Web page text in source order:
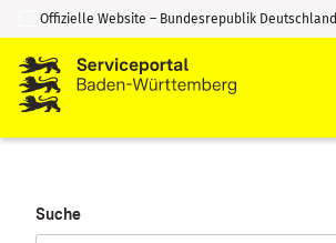
Zum Inhalt springen
Zur Suche springen
Offizielle Website – Bundesrepublik Deutschland
Suche